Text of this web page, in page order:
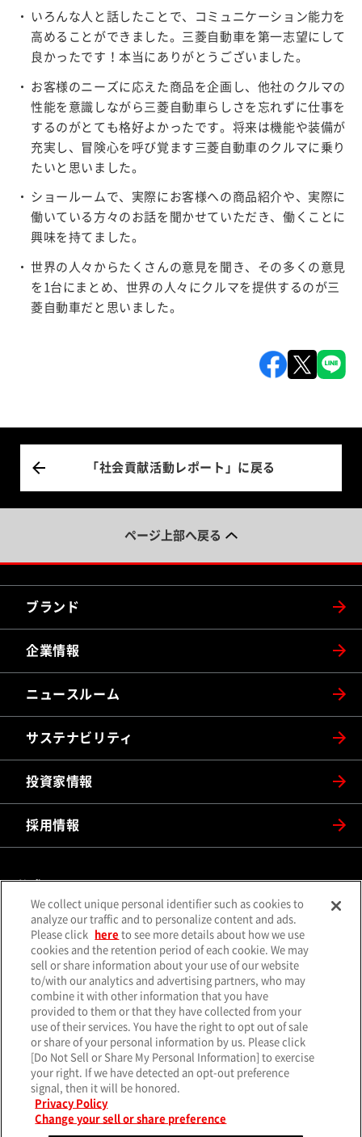
いろんな人と話したことで、コミュニケーション能力を
高めることができました。三菱自動車を第一志望にして
良かったです！本当にありがとうございました。
お客様のニーズに応えた商品を企画し、他社のクルマの
性能を意識しながら三菱自動車らしさを忘れずに仕事を
するのがとても格好よかったです。将来は機能や装備が
充実し、冒険心を呼び覚ます三菱自動車のクルマに乗り
たいと思いました。
ショールームで、実際にお客様への商品紹介や、実際に
働いている方々のお話を聞かせていただき、働くことに
興味を持てました。
世界の人々からたくさんの意見を聞き、その多くの意見
を1台にまとめ、世界の人々にクルマを提供するのが三
菱自動車だと思いました。
「社会貢献活動レポート」に戻る
ページ上部へ戻る
ブランド
企業情報
ニュースルーム
サステナビリティ
投資家情報
採用情報
公式SNS
X（旧Twitter） （別ウィンドウで開く）
Facebook（別ウィンドウで開
Instagram （別ウィンドウで開く）YouTube （別ウィンドウで開
LINE（別ウィンドウで開く） メールマガジン（別ウィンド
ソーシャルメディア一覧
サイトマップ個人情報保護方針クッキーポリシー
特定個人情報基本方針 サイトのご利用について
We collect unique personal identifier such as cookies to
analyze our traffic and to personalize content and ads.
Please click
here to see more details about how we use
cookies and the retention period of each cookie. We may
sell or share information about your use of our website
to/with our analytics and advertising partners, who may
combine it with other information that you have
provided to them or that they have collected from your
use of their services. You have the right to opt out of sale
or share of your personal information by us. Please click
[Do Not Sell or Share My Personal Information] to exercise
your right. If we have detected an opt-out preference
signal, then it will be honored.
Privacy Policy
Change your sell or share preference